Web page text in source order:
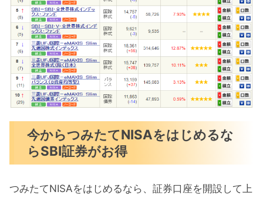
今からつみたてNISAをはじめるな
らSBI証券がお得
つみたてNISAをはじめるなら、証券口座を開設して上